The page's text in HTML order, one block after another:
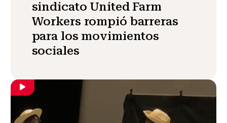
sindicato United Farm
Workers rompió barreras
para los movimientos
sociales